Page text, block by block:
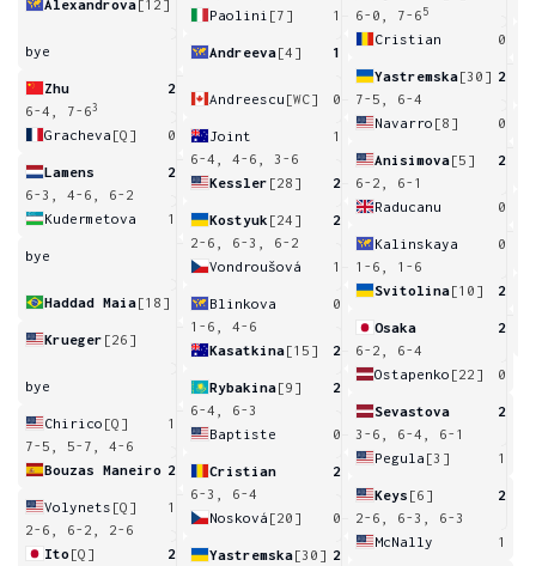
Alexandrova[12]
bye
Zhu
2
6-4, 7-63
Gracheva [Q] 0
Lamens
2
6-3, 4-6, 6-2
Kudermetova
1
bye
Haddad Maia[18]
Krueger [26]
bye
Chirico [Q]
1
7-5, 5-7, 4-6
Bouzas Maneiro 2
Volynets [Q]
1
2-6, 6-2, 2-6
Ito [Q] 2
Paolini [7] 1
Andreeva[4] 1
Andreescu [WC] 0
Joint
1
6-4, 4-6, 3-6
Kessler [28] 2
Kostyuk [24]
2
2-6, 6-3, 6-2
Vondroušová
1
Blinkova
0
1-6, 4-6
Kasatkina[15] 2
Rybakina[9]
2
6-4, 6-3
Baptiste
0
Cristian
2
6-3, 6-4
Nosková [20] 0
Yastremska[30] 2
6-0, 7-6 5
Cristian 0
Yastremska[30] 2
7-5, 6-4
Navarro [8] 0
Anisimova[5]
2
6-2, 6-1
Raducanu
0
Kalinskaya
0
1-6, 1-6
Svitolina[10] 2
Osaka
2
6-2, 6-4
Ostapenko [22] 0
Sevastova
2
3-6, 6-4, 6-1
Pegula [3] 1
Keys [6]
2
2-6, 6-3, 6-3
McNally
1